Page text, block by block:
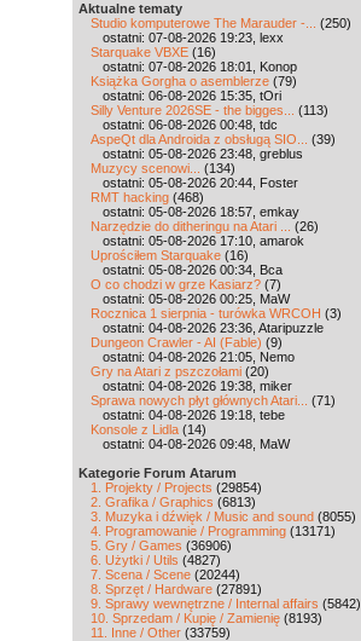
Aktualne tematy
Studio komputerowe The Marauder -...
(250)
ostatni: 07-08-2026 19:23, lexx
Starquake VBXE (16)
ostatni: 07-08-2026 18:01, Konop
Książka Gorgha o asemblerze (79)
ostatni: 06-08-2026 15:35, tOri
Silly Venture 2026SE - the bigges...
(113)
ostatni: 06-08-2026 00:48, tdc
AspeQt dla Androida z obsługą SIO...
(39)
ostatni: 05-08-2026 23:48, greblus
Muzycy scenowi...
(134)
ostatni: 05-08-2026 20:44, Foster
RMT hacking (468)
ostatni: 05-08-2026 18:57, emkay
Narzędzie do ditheringu na Atari ...
(26)
ostatni: 05-08-2026 17:10, amarok
Uprościłem Starquake (16)
ostatni: 05-08-2026 00:34, Bca
O co chodzi w grze Kasiarz? (7)
ostatni: 05-08-2026 00:25, MaW
Rocznica 1 sierpnia - turówka WRCOH (3)
ostatni: 04-08-2026 23:36, Ataripuzzle
Dungeon Crawler - AI (Fable) (9)
ostatni: 04-08-2026 21:05, Nemo
Gry na Atari z pszczołami (20)
ostatni: 04-08-2026 19:38, miker
Sprawa nowych płyt głównych Atari...
(71)
ostatni: 04-08-2026 19:18, tebe
Konsole z Lidla (14)
ostatni: 04-08-2026 09:48, MaW
Kategorie Forum Atarum
1. Projekty / Projects (29854)
2. Grafika / Graphics (6813)
3. Muzyka i dźwięk / Music and sound (8055)
4. Programowanie / Programming (13171)
5. Gry / Games (36906)
6. Użytki / Utils (4827)
7. Scena / Scene (20244)
8. Sprzęt / Hardware (27891)
9. Sprawy wewnętrzne / Internal affairs (5842)
10. Sprzedam / Kupię / Zamienię (8193)
11. Inne / Other (33759)